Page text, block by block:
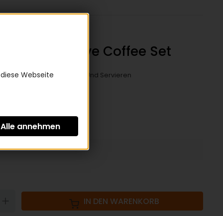
Brew & Serve Coffee Set
Zum Aufbrühen Und Servieren
zzgl.
IN DEN WARENKORB
Webseite